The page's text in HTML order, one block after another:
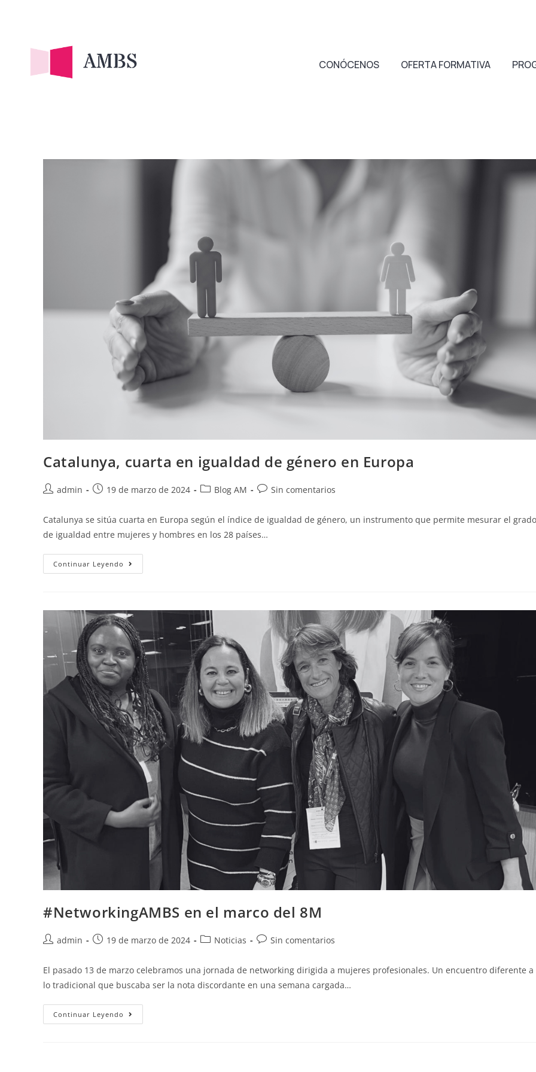
CONÓCENOS OFERTA FORMATIVA
Catalunya, cuarta en igualdad de género en Europa
admin 19 de marzo de 2024 Blog AM Sin comentarios
Catalunya se sitúa cuarta en Europa según el índice de igualdad de género, un instrumento que permite mesurar el grado
de igualdad entre mujeres y hombres en los 28 países…
Continuar Leyendo
#NetworkingAMBS en el marco del 8M
admin 19 de marzo de 2024 Noticias Sin comentarios
El pasado 13 de marzo celebramos una jornada de networking dirigida a mujeres profesionales. Un encuentro diferente a
lo tradicional que buscaba ser la nota discordante en una semana cargada…
Continuar Leyendo